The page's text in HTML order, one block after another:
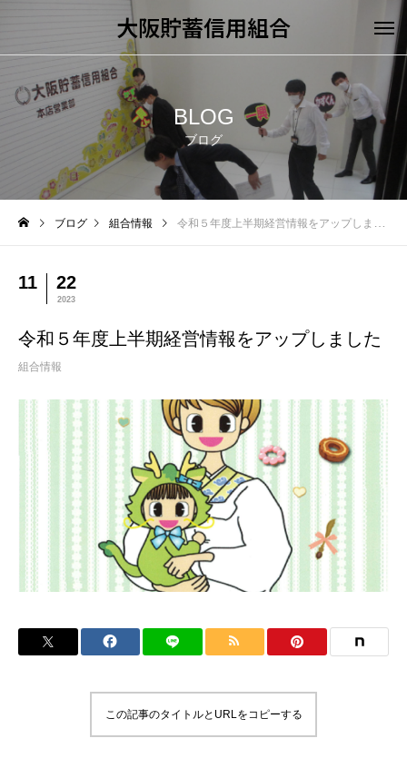
大阪貯蓄信用組合
BLOG
ブログ
ブログ 組合情報 令和５年度上半期経営情報をアップしました
11 22
2023
令和５年度上半期経営情報をアップしました
組合情報
この記事のタイトルとURLをコピーする